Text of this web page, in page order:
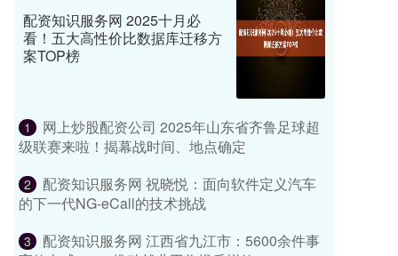
配资知识服务网 2025十月必
看！五大高性价比数据库迁移方
案TOP榜
1
网上炒股配资公司 2025年山东省齐鲁足球超
级联赛来啦！揭幕战时间、地点确定
2
配资知识服务网 祝晓悦：面向软件定义汽车
的下一代NG-eCall的技术挑战
3
配资知识服务网 江西省九江市：5600余件事